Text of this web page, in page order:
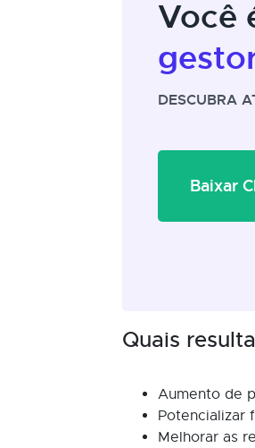
Você
DESCUBRA
Baixar
Quais
Aumento de
Potencializar
Melhorar as